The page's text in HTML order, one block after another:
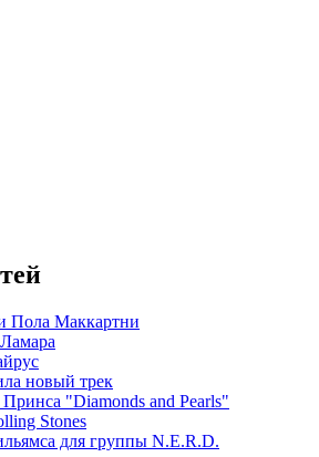
Пола Маккартни
новый трек
"Diamonds and Pearls"
Stones
для группы N.E.R.D.